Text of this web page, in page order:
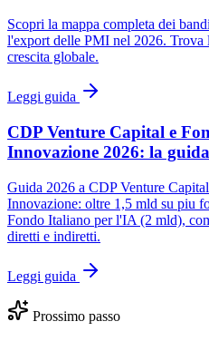
Scopri la mappa completa dei
l'export delle PMI nel 2026. Trova
crescita globale.
Leggi guida
CDP Venture Capital e
Innovazione 2026: la
Guida 2026 a CDP Venture
Innovazione: oltre 1,5 mld su piu
Fondo Italiano per l'IA (2 mld),
diretti e indiretti.
Leggi guida
Prossimo passo